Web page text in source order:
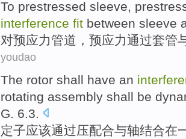
To prestressed sleeve,
interference fit between sleeve
对预应力管道，预应力通过套管
youdao
The rotor shall have an
rotating assembly shall be
G.
6.3.
定子应该通过压配合与轴结合在